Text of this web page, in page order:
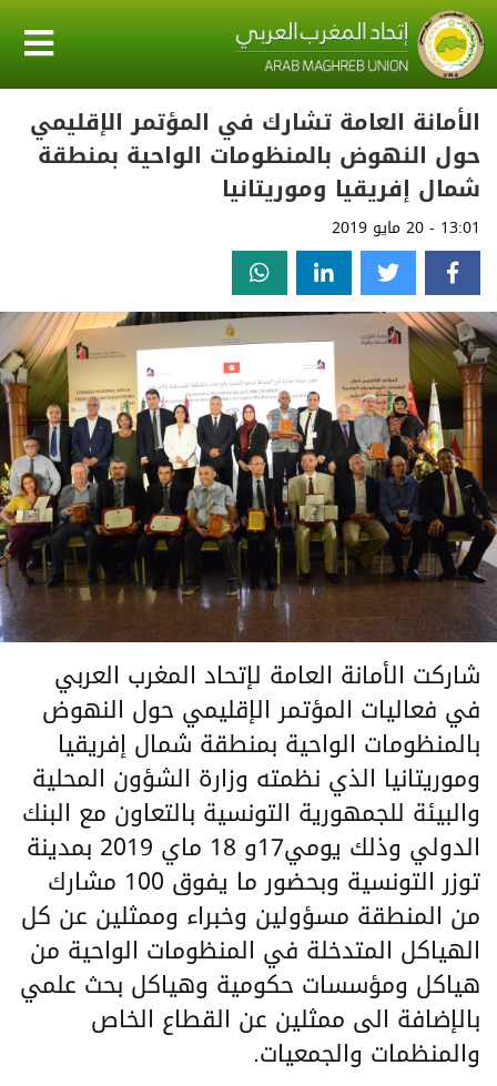
الأمانة العامة تشارك في المؤتمر الإقليمي
حول النهوض بالمنظومات الواحية بمنطقة
شمال إفريقيا وموريتانيا
13:01 - 20 مايو 2019
شاركت الأمانة العامة لإتحاد المغرب العربي
في فعاليات المؤتمر الإقليمي حول النهوض
بالمنظومات الواحية بمنطقة شمال إفريقيا
وموريتانيا الذي نظمته وزارة الشؤون المحلية
والبيئة للجمهورية التونسية بالتعاون مع البنك
الدولي وذلك يومي17و 18 ماي 2019 بمدينة
توزر التونسية وبحضور ما يفوق 100 مشارك
من المنطقة مسؤولين وخبراء وممثلين عن كل
الهياكل المتدخلة في المنظومات الواحية من
هياكل ومؤسسات حكومية وهياكل بحث علمي
بالإضافة الى ممثلين عن القطاع الخاص
والمنظمات والجمعيات.